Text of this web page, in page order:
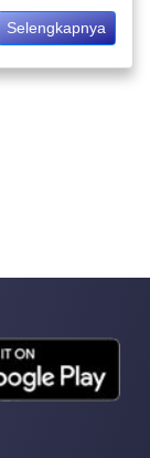
Selengkapnya